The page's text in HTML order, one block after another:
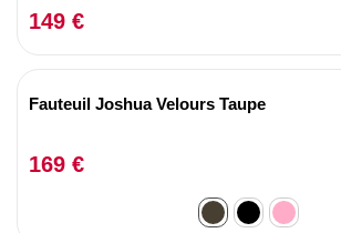
149 €
Fauteuil Joshua Velours Taupe
169 €